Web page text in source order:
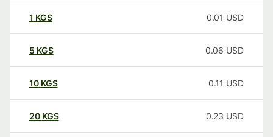
1 KGS 0.01 USD
5 KGS 0.06 USD
10 KGS 0.11 USD
20 KGS 0.23 USD